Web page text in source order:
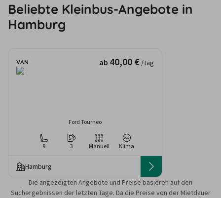
Beliebte Kleinbus-Angebote in
Hamburg
VAN ab 40,00 € /Tag
Ford Tourneo
9 3 Manuell Klima
Hamburg
Die angezeigten Angebote und Preise basieren auf den
Suchergebnissen der letzten Tage. Da die Preise von der Mietdauer